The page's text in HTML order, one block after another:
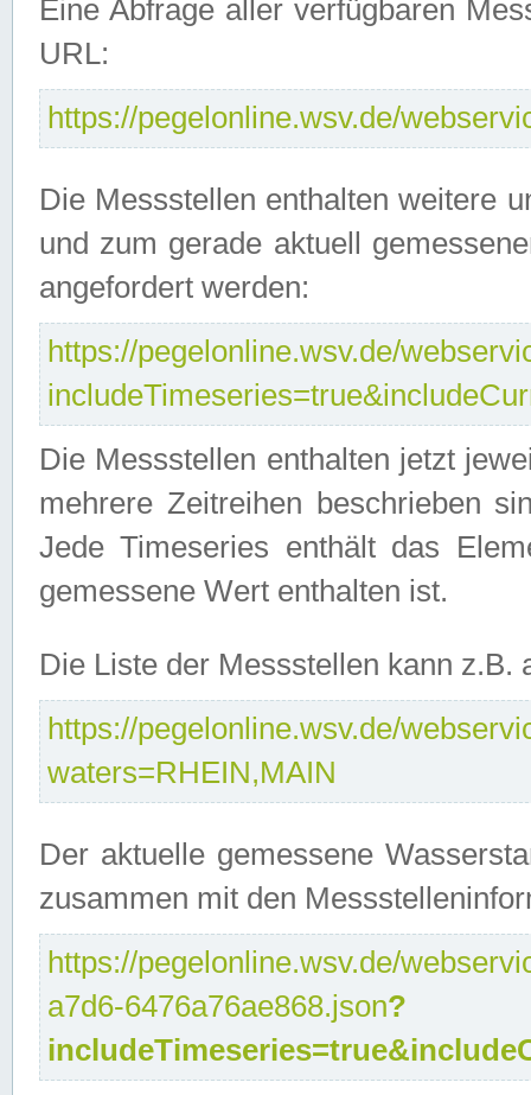
Eine Abfrage aller verfügbaren
URL:
https://pegelonline.wsv.de/
Die Messstellen enthalten weitere
und zum gerade aktuell
angefordert werden:
https://pegelonline.wsv.de/
Die Messstellen enthalten jetzt
mehrere Zeitreihen beschrieben
Jede Timeseries enthält das
gemessene Wert enthalten ist.
Die Liste der Messstellen kann
https://pegelonline.wsv.de/
waters=RHEIN,MAIN
Der aktuelle gemessene
zusammen mit den
https://pegelonline.wsv.de/
a7d6-6476a76ae868.json?